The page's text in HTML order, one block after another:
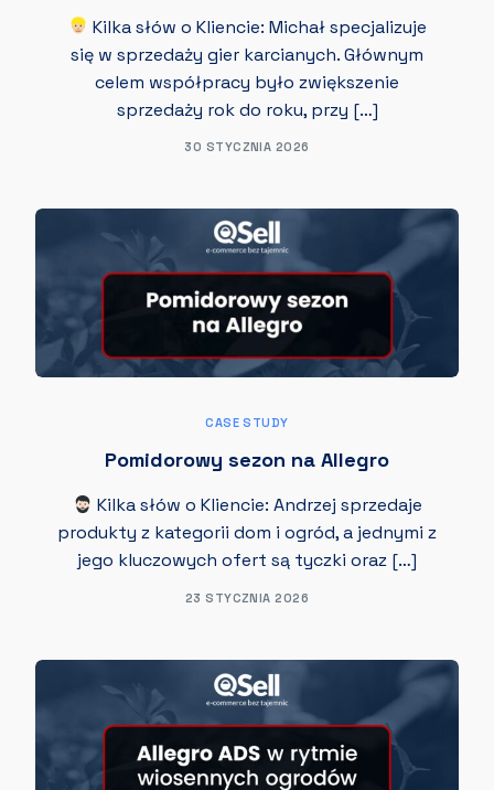
Kilka słów o Kliencie: Michał specjalizuje
się w sprzedaży gier karcianych. Głównym
celem współpracy było zwiększenie
sprzedaży rok do roku, przy […]
30 STYCZNIA 2026
CASE STUDY
Pomidorowy sezon na Allegro
Kilka słów o Kliencie: Andrzej sprzedaje
produkty z kategorii dom i ogród, a jednymi z
jego kluczowych ofert są tyczki oraz […]
23 STYCZNIA 2026